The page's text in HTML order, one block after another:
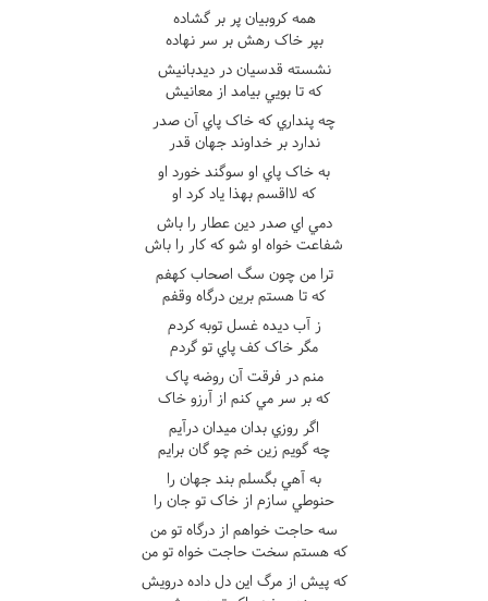
همه کروبيان پر بر گشاده
بپر خاک رهش بر سر نهاده
نشسته قدسيان در ديدبانيش
که تا بويي بيامد از معانيش
چه پنداري که خاک پاي آن صدر
ندارد بر خداوند جهان قدر
به خاک پاي او سوگند خورد او
که لااقسم بهذا ياد کرد او
دمي اي صدر دين عطار را باش
شفاعت خواه او شو که کار را باش
ترا من چون سگ اصحاب کهفم
که تا هستم برين درگاه وقفم
ز آب ديده غسل توبه کردم
مگر خاک کف پاي تو گردم
منم در فرقت آن روضه پاک
که بر سر مي کنم از آرزو خاک
اگر روزي بدان ميدان درآيم
چه گويم زين خم چو گان برايم
به آهي بگسلم بند جهان را
حنوطي سازم از خاک تو جان را
سه حاجت خواهم از درگاه تو من
که هستم سخت حاجت خواه تو من
که پيش از مرگ اين دل داده درويش